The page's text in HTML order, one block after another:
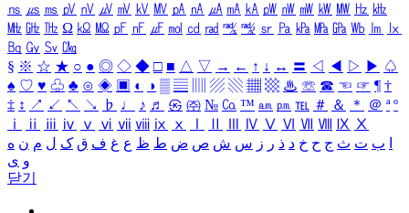
㎱ ㎲ ㎳ ㎴ ㎵ ㎶ ㎷ ㎸ ㎹ ㎀ ㎁ ㎂ ㎃ ㎄ ㎺ ㎻ ㎽ ㎾ ㎿ ㎐ ㎑
㎒ ㎓ ㎔ Ω ㏀ ㏁ ㎊ ㎋ ㎌ ㏖ ㏅ ㎭ ㎮ ㎯ ㏛ ㎩ ㎪ ㎫ ㎬ ㏝ ㏐
㏓
㏃ ㏉ ㏜ ㏆
§ ※ ☆ ★ ○ ● ◎ ◇ ◆ □ ■ △ ▽ → ← ↑ ↓ ↔ 〓 ◁ ◀ ▷ ▶ ♤
♠ ♡ ♥ ♧ ♣ ⊙ ◈ ▣ ◐ ◑ ▒ ▤ ▨ ▧ ▦ ▩ ♨ ☏ ☎ ☜ ☞ ¶ †
‡ ↕ ↗ ↙ ↖ ↘ ♭ ♩ ♪ ♬ ㉿ ㈜ № ㏇ ™ ㏂ ㏘ ℡ ＃ ＆ ＊ ＠ ª º
ⅰ
ⅱ ⅲ ⅳ ⅴ ⅵ ⅶ ⅷ ⅸ ⅹ Ⅳ Ⅴ Ⅵ Ⅶ Ⅷ Ⅸ Ⅹ
ب ت ث ج ح خ د ذ ر ز س ش ص ض ط ظ ع غ ف ق ک ل م ن ه
و ی
닫기